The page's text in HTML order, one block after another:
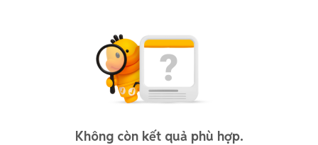
Không còn kết quả phù hợp.